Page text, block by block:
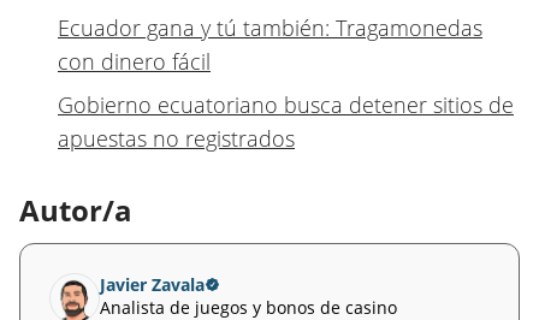
Ecuador gana y tú también: Tragamonedas
con dinero fácil
Gobierno ecuatoriano busca detener sitios de
apuestas no registrados
Autor/a
Javier Zavala
Analista de juegos y bonos de casino